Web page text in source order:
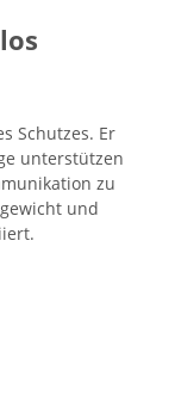
Schutzes. Er
unterstützen
zu
und